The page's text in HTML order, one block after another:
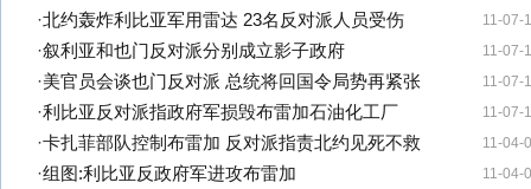
11-07-
·北约轰炸利比亚军用雷达 23名反对派人员受伤
11-07-
·叙利亚和也门反对派分别成立影子政府
11-07-
·美官员会谈也门反对派 总统将回国令局势再紧张
11-07-
·利比亚反对派指政府军损毁布雷加石油化工厂
11-04-
·卡扎菲部队控制布雷加 反对派指责北约见死不救
11-04-
·组图:利比亚反政府军进攻布雷加